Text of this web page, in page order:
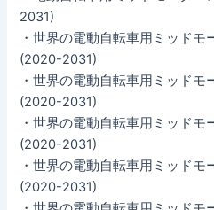
2031)
・世界の電動自転車用ミッド
(2020-2031)
・世界の電動自転車用ミッド
(2020-2031)
・世界の電動自転車用ミッド
(2020-2031)
・世界の電動自転車用ミッドモ
(2020-2031)